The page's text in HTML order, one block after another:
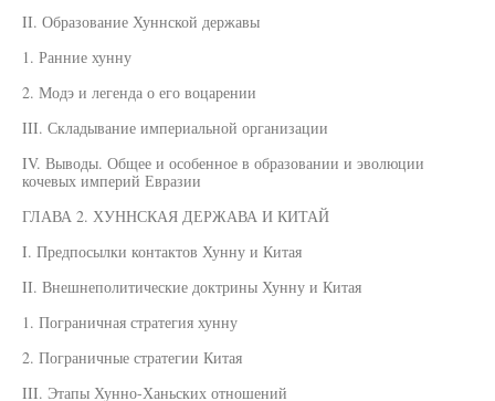
II. Образование Хуннской державы
1. Ранние хунну
2. Модэ и легенда о его воцарении
III. Складывание империальной организации
IV. Выводы. Общее и особенное в образовании и эволюции
кочевых империй Евразии
ГЛАВА 2. ХУННСКАЯ ДЕРЖАВА И КИТАЙ
I. Предпосылки контактов Хунну и Китая
II. Внешнеполитические доктрины Хунну и Китая
1. Пограничная стратегия хунну
2. Пограничные стратегии Китая
III. Этапы Хунно-Ханьских отношений